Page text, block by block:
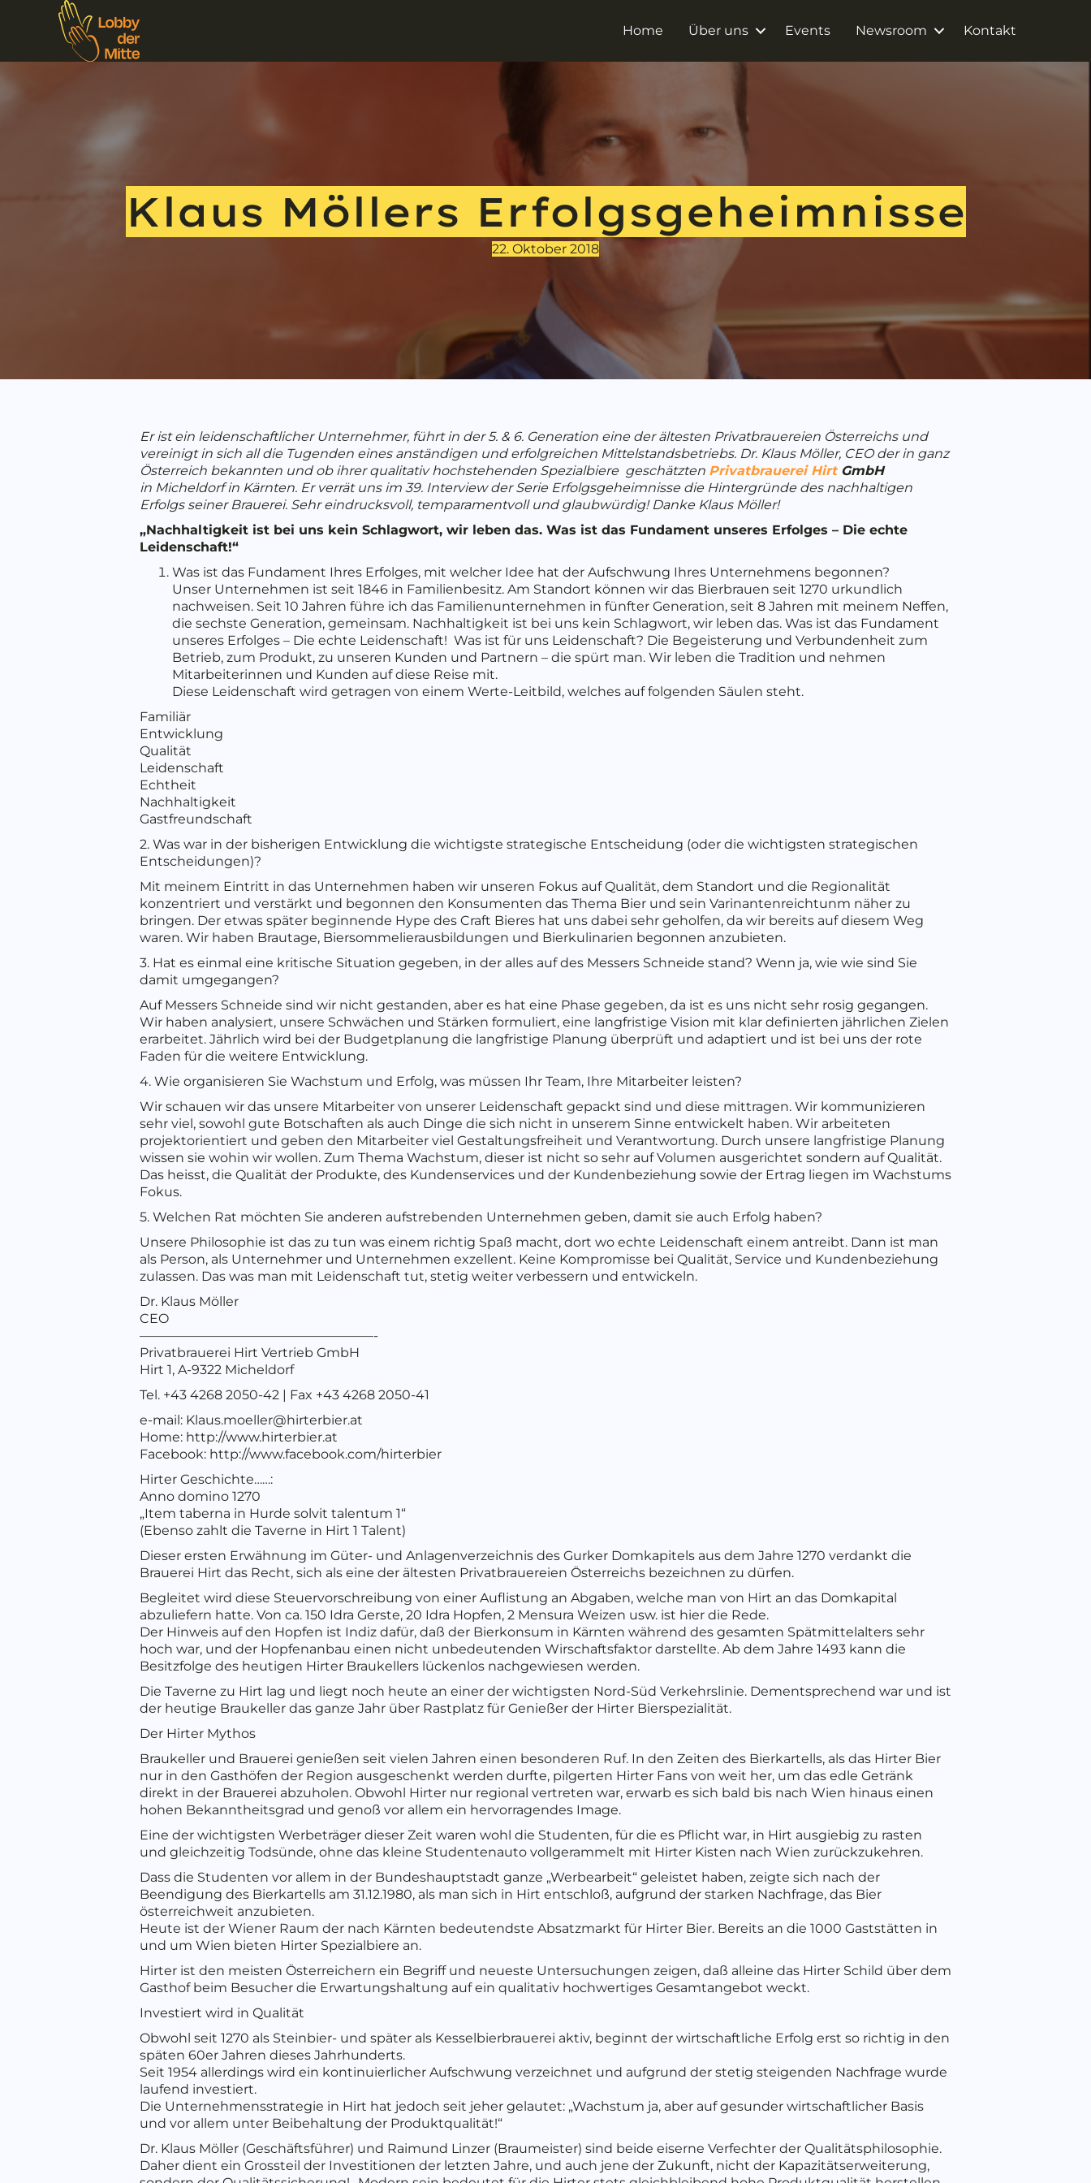
Home Über uns Events Newsroom Kontakt
Klaus Möllers Erfolgsgeheimnisse
22. Oktober 2018
Er ist ein leidenschaftlicher Unternehmer, führt in der 5. & 6. Generation eine der ältesten Privatbrauereien Österreichs und
vereinigt in sich all die Tugenden eines anständigen und erfolgreichen Mittelstandsbetriebs. Dr. Klaus Möller, CEO der in ganz
Österreich bekannten und ob ihrer qualitativ hochstehenden Spezialbiere geschätzten Privatbrauerei HirtGmbH
in Micheldorf in Kärnten. Er verrät uns im 39. Interview der Serie Erfolgsgeheimnisse die Hintergründe des nachhaltigen
Erfolgs seiner Brauerei. Sehr eindrucksvoll, temparamentvoll und glaubwürdig! Danke Klaus Möller!
„Nachhaltigkeit ist bei uns kein Schlagwort, wir leben das. Was ist das Fundament unseres Erfolges – Die echte
Leidenschaft!“
Was ist das Fundament Ihres Erfolges, mit welcher Idee hat der Aufschwung Ihres Unternehmens begonnen?
Unser Unternehmen ist seit 1846 in Familienbesitz. Am Standort können wir das Bierbrauen seit 1270 urkundlich
nachweisen. Seit 10 Jahren führe ich das Familienunternehmen in fünfter Generation, seit 8 Jahren mit meinem Neffen,
die sechste Generation, gemeinsam. Nachhaltigkeit ist bei uns kein Schlagwort, wir leben das. Was ist das Fundament
unseres Erfolges – Die echte Leidenschaft! Was ist für uns Leidenschaft? Die Begeisterung und Verbundenheit zum
Betrieb, zum Produkt, zu unseren Kunden und Partnern – die spürt man. Wir leben die Tradition und nehmen
Mitarbeiterinnen und Kunden auf diese Reise mit.
Diese Leidenschaft wird getragen von einem Werte-Leitbild, welches auf folgenden Säulen steht.
Familiär
Entwicklung
Qualität
Leidenschaft
Echtheit
Nachhaltigkeit
Gastfreundschaft
2. Was war in der bisherigen Entwicklung die wichtigste strategische Entscheidung (oder die wichtigsten strategischen
Entscheidungen)?
Mit meinem Eintritt in das Unternehmen haben wir unseren Fokus auf Qualität, dem Standort und die Regionalität
konzentriert und verstärkt und begonnen den Konsumenten das Thema Bier und sein Varinantenreichtunm näher zu
bringen. Der etwas später beginnende Hype des Craft Bieres hat uns dabei sehr geholfen, da wir bereits auf diesem Weg
waren. Wir haben Brautage, Biersommelierausbildungen und Bierkulinarien begonnen anzubieten.
3. Hat es einmal eine kritische Situation gegeben, in der alles auf des Messers Schneide stand? Wenn ja, wie wie sind Sie
damit umgegangen?
Auf Messers Schneide sind wir nicht gestanden, aber es hat eine Phase gegeben, da ist es uns nicht sehr rosig gegangen.
Wir haben analysiert, unsere Schwächen und Stärken formuliert, eine langfristige Vision mit klar definierten jährlichen Zielen
erarbeitet. Jährlich wird bei der Budgetplanung die langfristige Planung überprüft und adaptiert und ist bei uns der rote
Faden für die weitere Entwicklung.
4. Wie organisieren Sie Wachstum und Erfolg, was müssen Ihr Team, Ihre Mitarbeiter leisten?
Wir schauen wir das unsere Mitarbeiter von unserer Leidenschaft gepackt sind und diese mittragen. Wir kommunizieren
sehr viel, sowohl gute Botschaften als auch Dinge die sich nicht in unserem Sinne entwickelt haben. Wir arbeiteten
projektorientiert und geben den Mitarbeiter viel Gestaltungsfreiheit und Verantwortung. Durch unsere langfristige Planung
wissen sie wohin wir wollen. Zum Thema Wachstum, dieser ist nicht so sehr auf Volumen ausgerichtet sondern auf Qualität.
Das heisst, die Qualität der Produkte, des Kundenservices und der Kundenbeziehung sowie der Ertrag liegen im Wachstums
Fokus.
5. Welchen Rat möchten Sie anderen aufstrebenden Unternehmen geben, damit sie auch Erfolg haben?
Unsere Philosophie ist das zu tun was einem richtig Spaß macht, dort wo echte Leidenschaft einem antreibt. Dann ist man
als Person, als Unternehmer und Unternehmen exzellent. Keine Kompromisse bei Qualität, Service und Kundenbeziehung
zulassen. Das was man mit Leidenschaft tut, stetig weiter verbessern und entwickeln.
Dr. Klaus Möller
CEO
——————————————————-
Privatbrauerei Hirt Vertrieb GmbH
Hirt 1, A-9322 Micheldorf
Tel. +43 4268 2050-42 | Fax +43 4268 2050-41
e-mail: Klaus.moeller@hirterbier.at
Home: http://www.hirterbier.at
Facebook: http://www.facebook.com/hirterbier
Hirter Geschichte……:
Anno domino 1270
„Item taberna in Hurde solvit talentum 1“
(Ebenso zahlt die Taverne in Hirt 1 Talent)
Dieser ersten Erwähnung im Güter- und Anlagenverzeichnis des Gurker Domkapitels aus dem Jahre 1270 verdankt die
Brauerei Hirt das Recht, sich als eine der ältesten Privatbrauereien Österreichs bezeichnen zu dürfen.
Begleitet wird diese Steuervorschreibung von einer Auflistung an Abgaben, welche man von Hirt an das Domkapital
abzuliefern hatte. Von ca. 150 Idra Gerste, 20 Idra Hopfen, 2 Mensura Weizen usw. ist hier die Rede.
Der Hinweis auf den Hopfen ist Indiz dafür, daß der Bierkonsum in Kärnten während des gesamten Spätmittelalters sehr
hoch war, und der Hopfenanbau einen nicht unbedeutenden Wirschaftsfaktor darstellte. Ab dem Jahre 1493 kann die
Besitzfolge des heutigen Hirter Braukellers lückenlos nachgewiesen werden.
Die Taverne zu Hirt lag und liegt noch heute an einer der wichtigsten Nord-Süd Verkehrslinie. Dementsprechend war und ist
der heutige Braukeller das ganze Jahr über Rastplatz für Genießer der Hirter Bierspezialität.
Der Hirter Mythos
Braukeller und Brauerei genießen seit vielen Jahren einen besonderen Ruf. In den Zeiten des Bierkartells, als das Hirter Bier
nur in den Gasthöfen der Region ausgeschenkt werden durfte, pilgerten Hirter Fans von weit her, um das edle Getränk
direkt in der Brauerei abzuholen. Obwohl Hirter nur regional vertreten war, erwarb es sich bald bis nach Wien hinaus einen
hohen Bekanntheitsgrad und genoß vor allem ein hervorragendes Image.
Eine der wichtigsten Werbeträger dieser Zeit waren wohl die Studenten, für die es Pflicht war, in Hirt ausgiebig zu rasten
und gleichzeitig Todsünde, ohne das kleine Studentenauto vollgerammelt mit Hirter Kisten nach Wien zurückzukehren.
Dass die Studenten vor allem in der Bundeshauptstadt ganze „Werbearbeit“ geleistet haben, zeigte sich nach der
Beendigung des Bierkartells am 31.12.1980, als man sich in Hirt entschloß, aufgrund der starken Nachfrage, das Bier
österreichweit anzubieten.
Heute ist der Wiener Raum der nach Kärnten bedeutendste Absatzmarkt für Hirter Bier. Bereits an die 1000 Gaststätten in
und um Wien bieten Hirter Spezialbiere an.
Hirter ist den meisten Österreichern ein Begriff und neueste Untersuchungen zeigen, daß alleine das Hirter Schild über dem
Gasthof beim Besucher die Erwartungshaltung auf ein qualitativ hochwertiges Gesamtangebot weckt.
Investiert wird in Qualität
Obwohl seit 1270 als Steinbier- und später als Kesselbierbrauerei aktiv, beginnt der wirtschaftliche Erfolg erst so richtig in den
späten 60er Jahren dieses Jahrhunderts.
Seit 1954 allerdings wird ein kontinuierlicher Aufschwung verzeichnet und aufgrund der stetig steigenden Nachfrage wurde
laufend investiert.
Die Unternehmensstrategie in Hirt hat jedoch seit jeher gelautet: „Wachstum ja, aber auf gesunder wirtschaftlicher Basis
und vor allem unter Beibehaltung der Produktqualität!“
Dr. Klaus Möller (Geschäftsführer) und Raimund Linzer (Braumeister) sind beide eiserne Verfechter der Qualitätsphilosophie.
Daher dient ein Grossteil der Investitionen der letzten Jahre, und auch jene der Zukunft, nicht der Kapazitätserweiterung,